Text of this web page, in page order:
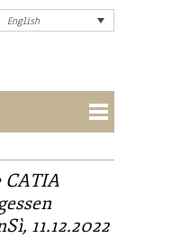
English
CATIA
11.12.2022